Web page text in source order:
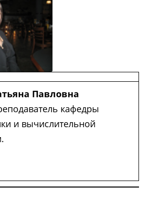
Павловна
кафедры
и вычислительной